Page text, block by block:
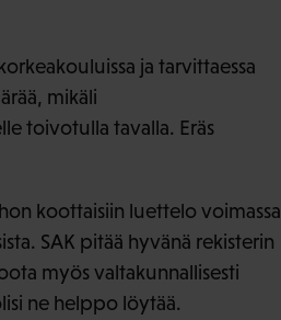
ja tarvittaessa
mikäli
toivotulla tavalla. Eräs
koottaisiin luettelo voimassa
SAK pitää hyvänä rekisterin
myös valtakunnallisesti
ne helppo löytää.